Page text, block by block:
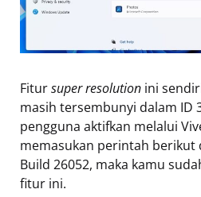
Fitursuper resolution ini
masih tersembunyi dalam ID
pengguna aktifkan melalui
memasukan perintah berikut
Build 26052, maka kamu
fitur ini.